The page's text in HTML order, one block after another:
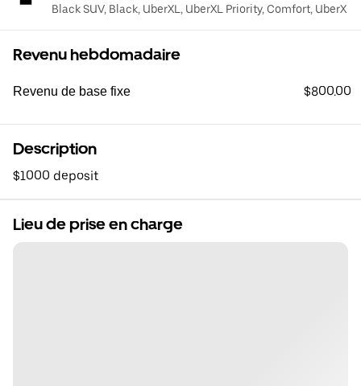
Black SUV, Black, UberXL, UberXL Priority, Comfort, UberX
Revenu hebdomadaire
Revenu de base fixe $800.00
Description
$1000 deposit
Lieu de prise en charge